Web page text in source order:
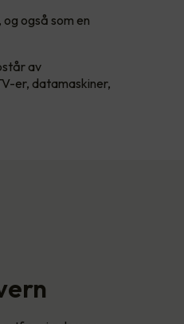
også som en
av
er, datamaskiner,